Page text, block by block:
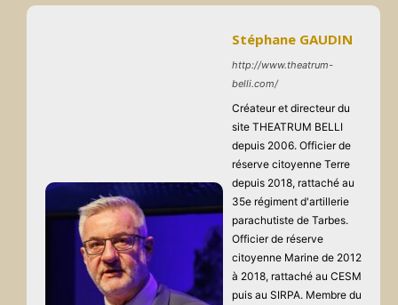
Stéphane GAUDIN
http://www.theatrum-
belli.com/
Créateur et directeur du
site THEATRUM BELLI
depuis 2006. Officier de
réserve citoyenne Terre
depuis 2018, rattaché au
35e régiment d'artillerie
parachutiste de Tarbes.
Officier de réserve
citoyenne Marine de 2012
à 2018, rattaché au CESM
puis au SIRPA. Membre du